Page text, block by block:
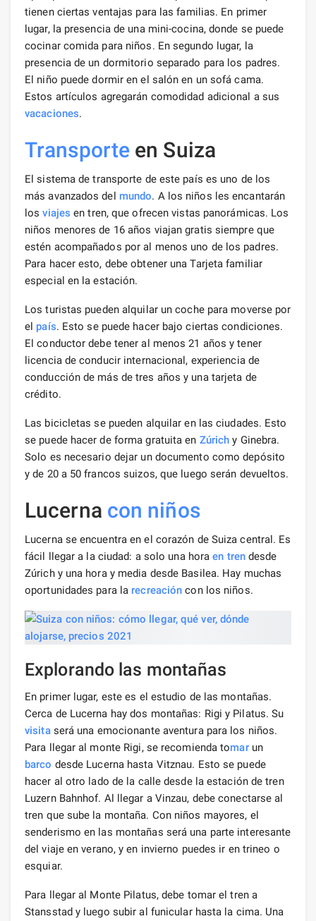
tienen ciertas ventajas para las familias. En primer
lugar, la presencia de una mini-cocina, donde se puede
cocinar comida para niños. En segundo lugar, la
presencia de un dormitorio separado para los padres.
El niño puede dormir en el salón en un sofá cama.
Estos artículos agregarán comodidad adicional a sus
vacaciones.
Transporte en Suiza
El sistema de transporte de este país es uno de los
más avanzados del mundo. A los niños les encantarán
losviajes en tren, que ofrecen vistas panorámicas. Los
niños menores de 16 años viajan gratis siempre que
estén acompañados por al menos uno de los padres.
Para hacer esto, debe obtener una Tarjeta familiar
especial en la estación.
Los turistas pueden alquilar un coche para moverse por
el país. Esto se puede hacer bajo ciertas condiciones.
El conductor debe tener al menos 21 años y tener
licencia de conducir internacional, experiencia de
conducción de más de tres años y una tarjeta de
crédito.
Las bicicletas se pueden alquilar en las ciudades. Esto
se puede hacer de forma gratuita en Zúrich y Ginebra.
Solo es necesario dejar un documento como depósito
y de 20 a 50 francos suizos, que luego serán devueltos.
Lucerna con niños
Lucerna se encuentra en el corazón de Suiza central. Es
fácil llegar a la ciudad: a solo una horaen trendesde
Zúrich y una hora y media desde Basilea. Hay muchas
oportunidades para la recreación con los niños.
Explorando las montañas
En primer lugar, este es el estudio de las montañas.
Cerca de Lucerna hay dos montañas: Rigi y Pilatus. Su
visitaserá una emocionante aventura para los niños.
Para llegar al monte Rigi, se recomienda tomarun
barco desde Lucerna hasta Vitznau. Esto se puede
hacer al otro lado de la calle desde la estación de tren
Luzern Bahnhof. Al llegar a Vinzau, debe conectarse al
tren que sube la montaña. Con niños mayores, el
senderismo en las montañas será una parte interesante
del viaje en verano, y en invierno puedes ir en trineo o
esquiar.
Para llegar al Monte Pilatus, debe tomar el tren a
Stansstad y luego subir al funicular hasta la cima. Una